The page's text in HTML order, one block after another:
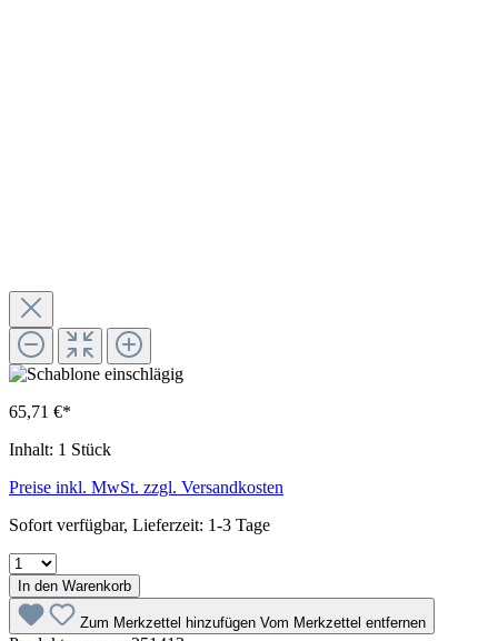
65,71 €*
Inhalt: 1 Stück
Preise inkl. MwSt. zzgl. Versandkosten
Sofort verfügbar, Lieferzeit: 1-3 Tage
In den Warenkorb
Zum Merkzettel hinzufügen Vom Merkzettel entfernen